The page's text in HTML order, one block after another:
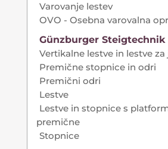
Varovanje lestev
OVO - Osebna varovalna
Günzburger Steigtechnik
Vertikalne lestve in lestve za
Premične stopnice in odri
Premični odri
Lestve
Lestve in stopnice s
premične
Stopnice